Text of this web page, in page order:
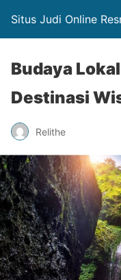
Situs Judi Online
Budaya
Destinasi
Relithe